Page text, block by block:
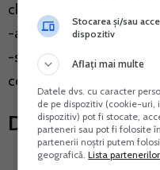
cladirilor, vezi 4299
-activitati de arhitectura
-servicii de
constructii, vezi 711
D.p.d.v fiscal -
Stocarea și/sau
dispozitiv
Aflați mai multe
Datele dvs. cu caracter
de pe dispozitiv (cookie-
dispozitiv) pot fi stocate,
parteneri sau pot fi folosite
partenerii noștri putem
geografică.Lista